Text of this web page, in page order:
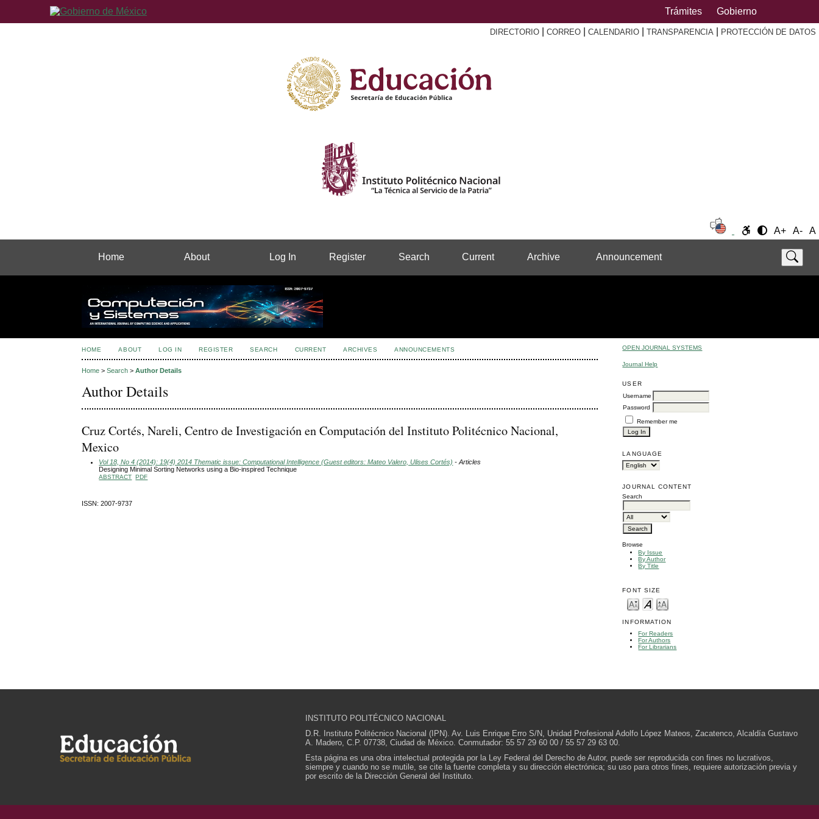
Trámites Gobierno
DIRECTORIO CORREO CALENDARIO TRANSPARENCIA PROTECCIÓN DE DATOS
A+ A- A
Home About Log In Register Search Current Archive Announcement
OPEN JOURNAL SYSTEMS
Journal Help
USER
Username
Password
Remember me
LANGUAGE
JOURNAL CONTENT
Search
Browse
By Issue
By Author
By Title
FONT SIZE
INFORMATION
For Readers
For Authors
For Librarians
HOME ABOUT LOG IN REGISTER SEARCH CURRENT ARCHIVES ANNOUNCEMENTS
Home >Search >Author Details
Author Details
Cruz Cortés, Nareli, Centro de Investigación en Computación del Instituto Politécnico Nacional,
Mexico
Vol 18, No 4 (2014): 19(4) 2014 Thematic issue: Computational Intelligence (Guest editors: Mateo Valero, Ulises Cortés) - Articles
Designing Minimal Sorting Networks using a Bio-inspired Technique
ABSTRACT PDF
ISSN: 2007-9737
INSTITUTO POLITÉCNICO NACIONAL
D.R. Instituto Politécnico Nacional (IPN). Av. Luis Enrique Erro S/N, Unidad Profesional Adolfo López Mateos, Zacatenco, Alcaldía Gustavo
A. Madero, C.P. 07738, Ciudad de México. Conmutador: 55 57 29 60 00 / 55 57 29 63 00.
Esta página es una obra intelectual protegida por la Ley Federal del Derecho de Autor, puede ser reproducida con fines no lucrativos,
siempre y cuando no se mutile, se cite la fuente completa y su dirección electrónica; su uso para otros fines, requiere autorización previa y
por escrito de la Dirección General del Instituto.